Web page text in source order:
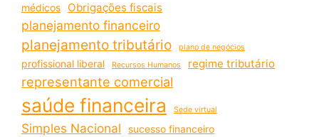
médicos
Obrigações fiscais
planejamento financeiro
planejamento tributário plano de negócios
profissional liberal Recursos Humanos regime tributário
representante comercial
saúde financeira Sede virtual
Simples Nacional sucesso financeiro